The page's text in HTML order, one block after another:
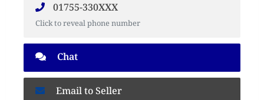
01755-330XXX
Click to reveal phone number
Chat
Email to Seller